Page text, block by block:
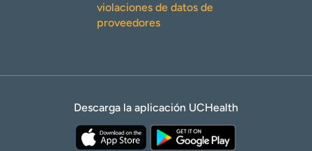
violaciones de datos de
proveedores
Descarga la aplicación UCHealth